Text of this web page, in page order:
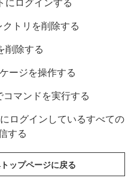
トリを削除する
削除する
ージを操作する
マンドを実行する
ログインしているすべての
する
ップページに戻る